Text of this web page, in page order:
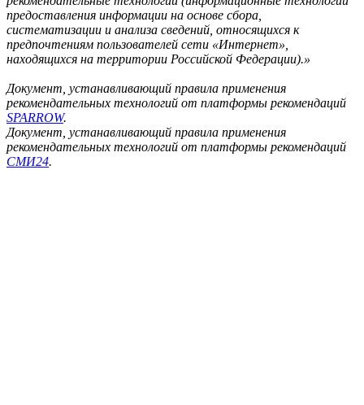
предоставления информации на основе сбора,
систематизации и анализа сведений, относящихся к
предпочтениям пользователей сети «Интернет»,
находящихся на территории Российской Федерации).»
Документ, устанавливающий правила применения
рекомендательных технологий от платформы рекомендаций
SPARROW.
Документ, устанавливающий правила применения
рекомендательных технологий от платформы рекомендаций
СМИ24.